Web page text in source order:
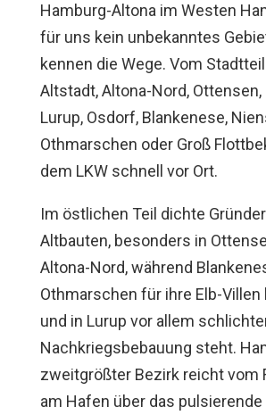
Hamburg-Altona im Westen
für uns kein unbekanntes
kennen die Wege. Vom
Altstadt, Altona-Nord, Ottensen,
Lurup, Osdorf, Blankenese,
Othmarschen oder Groß
dem LKW schnell vor Ort.
Im östlichen Teil dichte
Altbauten, besonders in
Altona-Nord, während
Othmarschen für ihre Elb-Villen
und in Lurup vor allem
Nachkriegsbebauung steht.
zweitgrößter Bezirk reicht vom
am Hafen über das